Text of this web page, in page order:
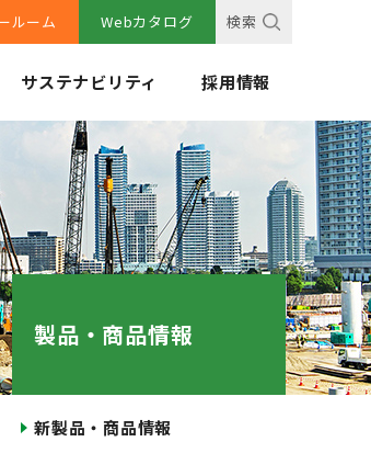
ルーム Webカタログ 検索
サステナビリティ 採用情報
製品・商品情報
新製品・商品情報